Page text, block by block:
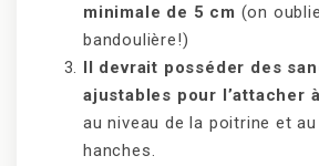
minimale de 5 cm (on
bandoulière!)
Il devrait posséder des
ajustables pour l’attacher
au niveau de la poitrine et
hanches.